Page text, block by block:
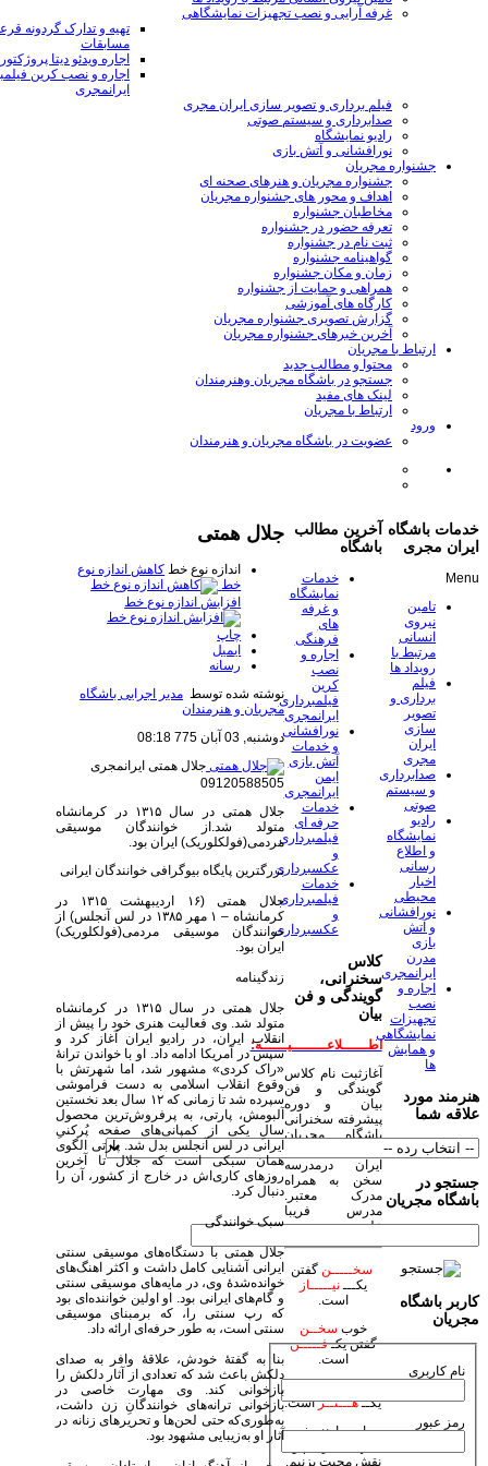
غرفه آرایی و نصب تجهیزات نمایشگاهی
تهیه و تدارک گردونه
مسابقات
اجاره ویدئو دیتا
اجاره و نصب کرین
ایرانمجری
فیلم برداری و تصویر سازی ایران مجری
صدابرداری و سیستم صوتی
رادیو نمایشگاه
نورافشانی و آتش بازی
جشنواره مجریان
جشنواره مجریان و هنرهای صحنه ای
اهداف و محور های جشنواره مجریان
مخاطبان جشنواره
تعرفه حضور در جشنواره
ثبت نام در جشنواره
گواهینامه جشنواره
زمان و مکان جشنواره
همراهی و حمایت از جشنواره
کارگاه های آموزشی
گزارش تصویری جشنواره مجریان
آخرین خبرهای جشنواره مجریان
ارتباط با مجریان
محتوا و مطالب جدید
جستجو در باشگاه مجریان وهنرمندان
لینک های مفید
ارتباط با مجریان
ورود
عضویت در باشگاه مجریان و هنرمندان
جلال همتی
اندازه نوع خط کاهش اندازه نوع
خط
افزایش اندازه نوع خط
چاپ
ایمیل
رسانه
نوشته شده توسط مدیر اجرایی باشگاه
مجریان و هنرمندان
دوشنبه, 03 آبان 775 08:18
جلال همتی ایرانمجری
09120588505
جلال همتی در سال ۱۳۱۵ در کرمانشاه
متولد شد.از خوانندگان موسیقی
مردمی(فولکلوریک) ایران بود.
بزرگترین پایگاه بیوگرافی خوانندگان ایرانی
جلال همتی (۱۶ ارديبهشت ۱۳۱۵ در
کرمانشاه – ۱ مهر ۱۳۸۵ در لس آنجلس) از
خوانندگان موسیقی مردمی(فولکلوریک)
ایران بود.
زندگینامه
جلال همتی در سال ۱۳۱۵ در کرمانشاه
متولد شد. وی فعالیت هنری خود را پیش از
انقلاب ایران، در رادیو ایران آغاز کرد و
سپس در آمریکا ادامه داد. او با خواندن ترانهٔ
«راک کردی» مشهور شد، اما شهرتش با
وقوع انقلاب اسلامی به دست فراموشی
سپرده شد تا زمانی که ۱۲ سال بعد نخستین
آلبومش، پارتی، به پرفروش‌ترین محصول
سالِ یکی از کمپانی‌های صفحه ‌پُرکنیِ
ایرانی در لس آنجلس بدل شد. پارتی الگوی
همان سبکی است که جلال تا آخرین
روزهای کاری‌اش در خارج از کشور، آن را
دنبال کرد.
سبک خوانندگی
جلال همتی با دستگاه‌های موسیقی سنتی
ایرانی آشنایی کامل داشت و اکثر اهنگ‌های
خوانده‌شدهٔ وی، در مایه‌های موسیقی سنتی
و گام‌های ایرانی بود. او اولین خواننده‌ای بود
که رپ سنتی را، که برمبنای موسیقی
سنتی است، به طور حرفه‌ای ارائه داد.
بنا به گفتهٔ خودش، علاقهٔ وافر به صدای
دلکش باعث شد که تعدادی از آثار دلکش را
بازخوانی کند. وی مهارت خاصی در
بازخوانی ترانه‌های خوانندگانِ زن داشت،
به‌طوری‌که حتی لحن‌ها و تحریرهای زنانه در
آثار او به‌زیبایی مشهود بود.
آخرین مطالب
باشگاه
خدمات
نمایشگاه
و غرفه
های
فرهنگی
اجاره و
نصب
کرین
فیلمبرداری
ایرانمجری
نورافشانی
و خدمات
آتش بازی
ایمن
ایرانمجری
خدمات
حرفه ای
فیلمبرداری
و
عکسبرداری
خدمات
فیلمبرداری
و
عکسبرداری
کلاس
سخنرانی،
گویندگی و فن
بیان
اطــــــلاعــــــــیــــــه:
آغازثبت نام کلاس
گویندگی و فن
بیان و دوره
پیشرفته سخنرانی
باشگاه مجریان
ایران درمدرسه
سخن به همراه
مدرک معتبر.
مدرس فریبا
علومی یزدی
سخـــــن گفتن
یکـــنیـــــاز
است.
خوب سخــن
گفتن یکـفـــــن
است.
یکــهـــنــراست.
بیاییم با هنر خود
نقش محبت بزنیم.
خدمات باشگاه
ایران مجری
Menu
تامین
نیروی
انسانی
مرتبط با
رویداد ها
فیلم
برداری و
تصویر
سازی
ایران
مجری
صدابرداری
و سیستم
صوتی
رادیو
نمایشگاه
و اطلاع
رسانی
اخبار
محیطی
نورافشانی
و آتش
بازی
مدرن
ایرانمجری
اجاره و
نصب
تجهیزات
نمایشگاهی
و همایش
ها
هنرمند مورد
علاقه شما
جستجو در
باشگاه مجریان
کاربر باشگاه
مجریان
نام کاربری
رمز عبور